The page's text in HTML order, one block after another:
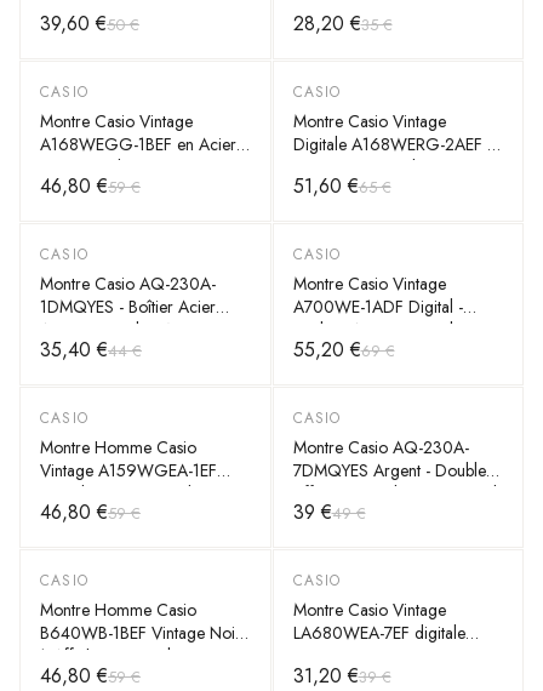
argent - Unisexe
39,60 €50 €
Unisexe
28,20 €35 €
-20%
CASIO
Montre Casio Vintage
A168WEGG-1BEF en Acier
Noir Digital Unisexe
46,80 €59 €
-20%
CASIO
Montre Casio Vintage
Digitale A168WERG-2AEF -
Boîtier Or et Cadran
Dégradé Violet Rose -
51,60 €65 €
-20%
CASIO
Montre Casio AQ-230A-
1DMQYES - Boîtier Acier
Argent & Cadran Noir -
Unisexe
35,40 €44 €
-20%
CASIO
Montre Casio Vintage
A700WE-1ADF Digital -
Cadran Argent, Bracelet
Acier Inoxydable Unisexe
55,20 €69 €
-20%
CASIO
Montre Homme Casio
Vintage A159WGEA-1EF
Digitale Dorée à Cadran
Noir
46,80 €59 €
-20%
CASIO
Montre Casio AQ-230A-
7DMQYES Argent - Double
Affichage Analogique-Digital
- Unisexe
39 €49 €
-20%
CASIO
Montre Homme Casio
B640WB-1BEF Vintage Noire
à Affichage Digital
46,80 €59 €
-20%
CASIO
Montre Casio Vintage
LA680WEA-7EF digitale
31,20 €39 €